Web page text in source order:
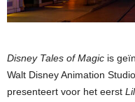
Disney Tales of Magic is
Walt Disney Animation
presenteert voor het eerst